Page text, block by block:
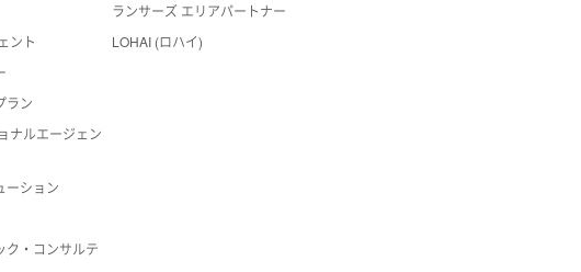
ント
ラン
ナルエージェン
ーション
ク・コンサルテ
ランサーズ エリアパートナー
LOHAI (ロハイ)